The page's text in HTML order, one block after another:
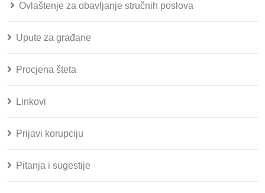
Ovlaštenje za obavljanje stručnih poslova
Upute za građane
Procjena šteta
Linkovi
Prijavi korupciju
Pitanja i sugestije